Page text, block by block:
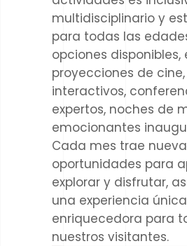
multidisciplinario y
para todas las
opciones
proyecciones de
interactivos,
expertos, noches de
emocionantes
Cada mes trae
oportunidades para
explorar y disfrutar,
una experiencia
enriquecedora para
nuestros visitantes.